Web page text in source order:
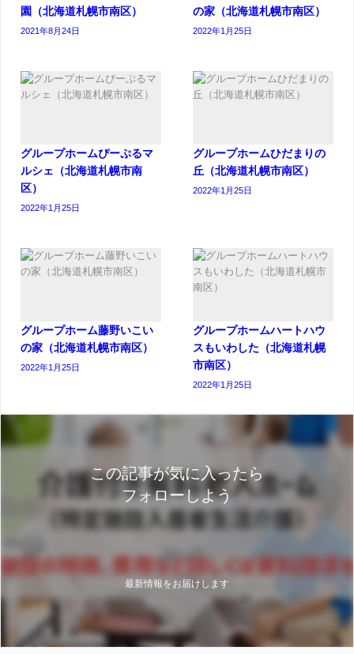
園（北海道札幌市南区）
2021年8月24日
の家（北海道札幌市南区）
2022年1月25日
グループホームぴーぷるマ
ルシェ（北海道札幌市南
区）
2022年1月25日
グループホームひだまりの
丘（北海道札幌市南区）
2022年1月25日
グループホーム藤野いこい
の家（北海道札幌市南区）
2022年1月25日
グループホームハートハウ
スもいわした（北海道札幌
市南区）
2022年1月25日
この記事が気に入ったら
フォローしよう
最新情報をお届けします